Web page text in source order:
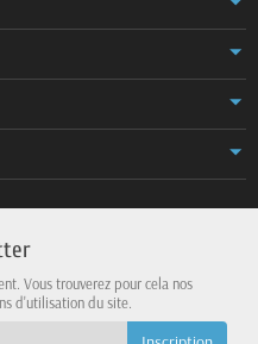
Vous trouverez pour cela nos
d'utilisation du site.